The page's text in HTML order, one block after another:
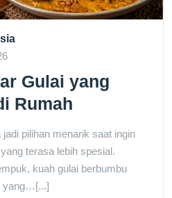
Gulai yang
Rumah
pilihan menarik saat ingin
terasa lebih spesial.
kuah gulai berbumbu
yang…[...]